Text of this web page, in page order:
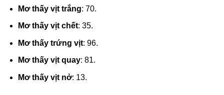
Mơ thấy vịt trắng: 70.
Mơ thấy vịt chết: 35.
Mơ thấy trứng vịt: 96.
Mơ thấy vịt quay: 81.
Mơ thấy vịt nở: 13.